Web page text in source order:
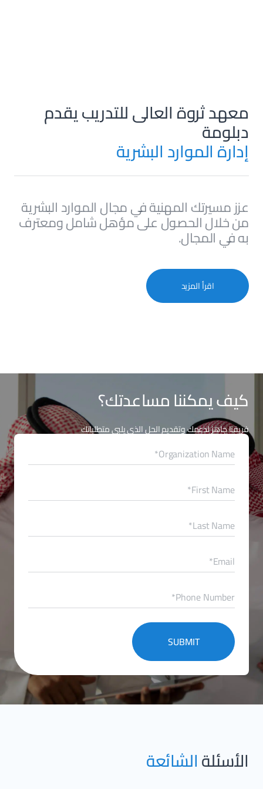
معهد ثروة العالى للتدريب يقدم
دبلومة
إدارة الموارد البشرية
عزز مسيرتك المهنية في مجال الموارد البشرية
من خلال الحصول على مؤهل شامل ومعترف
به في المجال.
اقرأ المزيد
كيف يمكننا مساعدتك؟
فريقنا جاهز لدعمك وتقديم الحل الذي يلبي متطلباتك
الأسئلةالشائعة